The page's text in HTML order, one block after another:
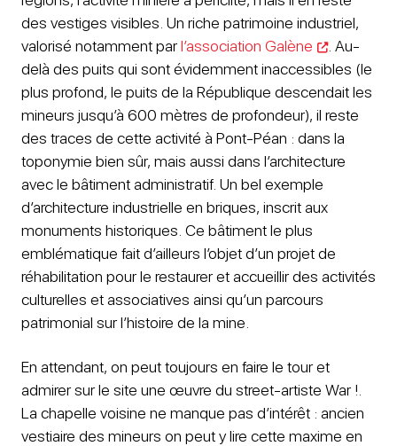
des vestiges visibles. Un riche patrimoine industriel,
valorisé notamment parl’association Galène
. Au-
delà des puits qui sont évidemment inaccessibles (le
plus profond, le puits de la République descendait les
mineurs jusqu’à 600 mètres de profondeur), il reste
des traces de cette activité à Pont-Péan : dans la
toponymie bien sûr, mais aussi dans l’architecture
avec le bâtiment administratif. Un bel exemple
d’architecture industrielle en briques, inscrit aux
monuments historiques. Ce bâtiment le plus
emblématique fait d’ailleurs l’objet d’un projet de
réhabilitation pour le restaurer et accueillir des activités
culturelles et associatives ainsi qu’un parcours
patrimonial sur l’histoire de la mine.
En attendant, on peut toujours en faire le tour et
admirer sur le site une œuvre du street-artiste War !.
La chapelle voisine ne manque pas d’intérêt : ancien
vestiaire des mineurs on peut y lire cette maxime en